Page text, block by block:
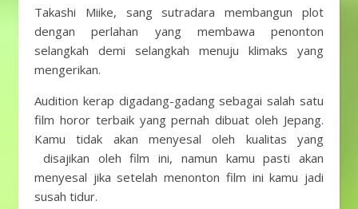
Takashi Miike, sang sutradara membangun plot
dengan perlahan yang membawa penonton
selangkah demi selangkah menuju klimaks yang
mengerikan.
Audition kerap digadang-gadang sebagai salah satu
film horor terbaik yang pernah dibuat oleh Jepang.
Kamu tidak akan menyesal oleh kualitas yang
disajikan oleh film ini, namun kamu pasti akan
menyesal jika setelah menonton film ini kamu jadi
susah tidur.